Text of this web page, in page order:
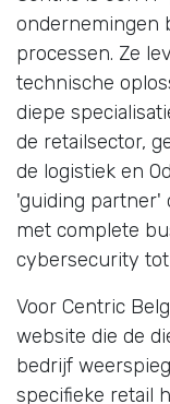
ondernemingen
processen. Ze
technische
diepe
de retailsector,
de logistiek en
'guiding partner'
met complete
cybersecurity
Voor Centric
website die de
bedrijf
specifieke retail